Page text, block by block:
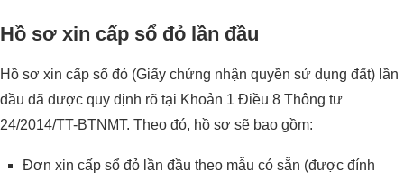
Hồ sơ xin cấp sổ đỏ lần đầu
Hồ sơ xin cấp sổ đỏ (Giấy chứng nhận quyền sử dụng đất) lần
đầu đã được quy định rõ tại Khoản 1 Điều 8 Thông tư
24/2014/TT-BTNMT. Theo đó, hồ sơ sẽ bao gồm:
Đơn xin cấp sổ đỏ lần đầu theo mẫu có sẵn (được đính